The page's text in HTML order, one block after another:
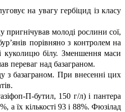
на увагу гербіцид із класу
пригнічував молоді рослини сої,
порівняно з контролем на
куколицю білу. Зменшення маси
переваг над базаграном.
з базаграном. При внесенні цих
П-бутил, 150 г/л) і пантера
а їх кількості 93 і 88%. Фюзілад